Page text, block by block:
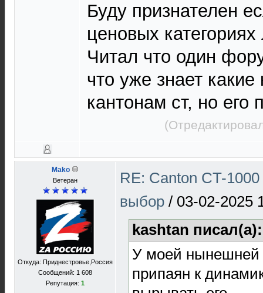
Буду признателен
ценовых
Читал что один
что уже знает
кантонам ст, но его
Mako
Ветеран
Откуда: Приднестровье,Россия
Сообщений: 1 608
Репутация: 1
RE: Canton CT-
выбор / 03-02-2025
kashtan
У моей нынешней
припаян к